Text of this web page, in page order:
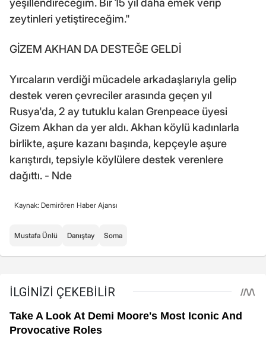
yeşillendireceğim. Bir 15 yıl daha emek verip
zeytinleri yetiştireceğim."
GİZEM AKHAN DA DESTEĞE GELDİ
Yırcaların verdiği mücadele arkadaşlarıyla gelip
destek veren çevreciler arasında geçen yıl
Rusya'da, 2 ay tutuklu kalan Grenpeace üyesi
Gizem Akhan da yer aldı. Akhan köylü kadınlarla
birlikte, aşure kazanı başında, kepçeyle aşure
karıştırdı, tepsiyle köylülere destek verenlere
dağıttı. - Nde
Kaynak: Demirören Haber Ajansı
Mustafa Ünlü Danıştay Soma